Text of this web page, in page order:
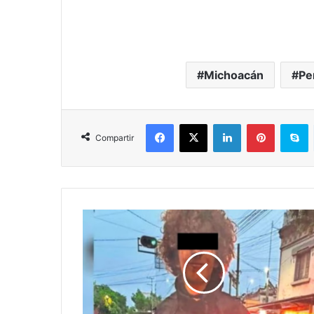
Michoacán
Compartir
Facebook
X LinkedInPinterest
Pasa
México:
Mata
A
Mamá